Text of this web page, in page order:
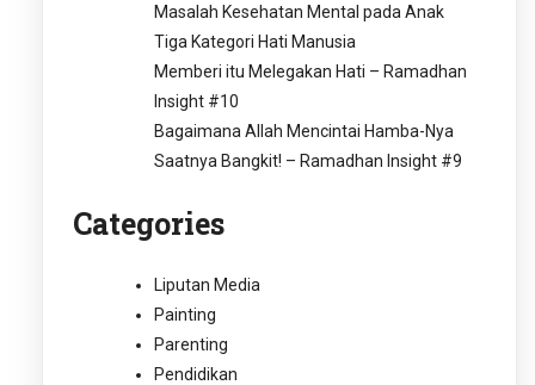
Masalah Kesehatan Mental pada Anak
Tiga Kategori Hati Manusia
Memberi itu Melegakan Hati – Ramadhan
Insight #10
Bagaimana Allah Mencintai Hamba-Nya
Saatnya Bangkit! – Ramadhan Insight #9
Categories
Liputan Media
Painting
Parenting
Pendidikan